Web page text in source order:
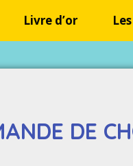
Livre d’or
DE